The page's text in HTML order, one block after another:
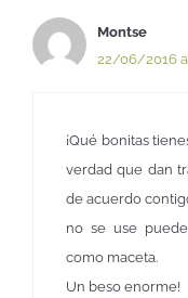
Montse
22/06/2016 a
¡Qué bonitas
verdad que dan
de acuerdo
no se use
como maceta.
Un beso enorme!